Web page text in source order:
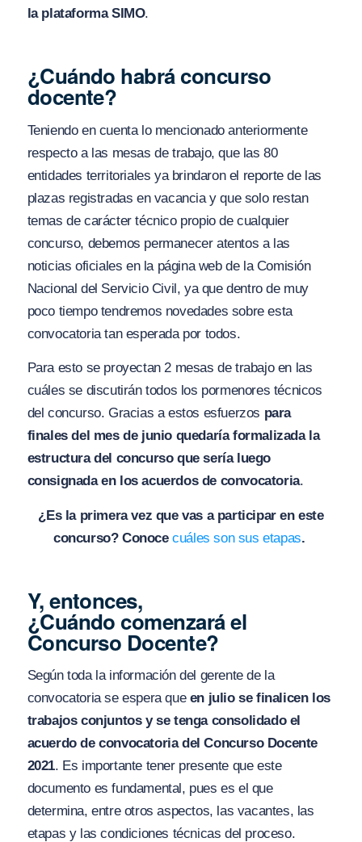
la plataforma SIMO.
¿Cuándo habrá concurso
docente?
Teniendo en cuenta lo mencionado anteriormente
respecto a las mesas de trabajo, que las 80
entidades territoriales ya brindaron el reporte de las
plazas registradas en vacancia y que solo restan
temas de carácter técnico propio de cualquier
concurso, debemos permanecer atentos a las
noticias oficiales en la página web de la Comisión
Nacional del Servicio Civil, ya que dentro de muy
poco tiempo tendremos novedades sobre esta
convocatoria tan esperada por todos.
Para esto se proyectan 2 mesas de trabajo en las
cuáles se discutirán todos los pormenores técnicos
del concurso. Gracias a estos esfuerzos para
finales del mes de junio quedaría formalizada la
estructura del concurso que sería luego
consignada en los acuerdos de convocatoria.
¿Es la primera vez que vas a participar en este
concurso? Conocecuáles son sus etapas.
Y, entonces,
¿Cuándo comenzará el
Concurso Docente?
Según toda la información del gerente de la
convocatoria se espera queen julio se finalicen los
trabajos conjuntos y se tenga consolidado el
acuerdo de convocatoria del Concurso Docente
2021. Es importante tener presente que este
documento es fundamental, pues es el que
determina, entre otros aspectos, las vacantes, las
etapas y las condiciones técnicas del proceso.